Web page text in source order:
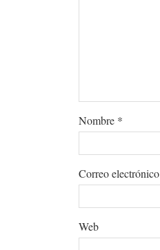
Nombre *
Correo electrónico
Web